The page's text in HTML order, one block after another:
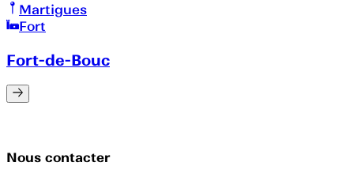
Martigues
Fort
Fort-de-Bouc
Nous contacter